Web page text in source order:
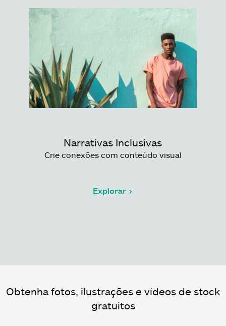
Narrativas Inclusivas
Crie conexões com conteúdo visual
Explorar >
Obtenha fotos, ilustrações e vídeos de stock
gratuitos